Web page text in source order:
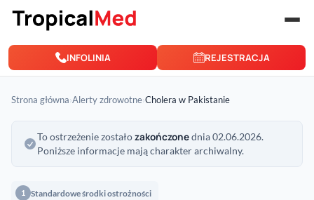
Przejdź do treści
INFOLINIA REJESTRACJA
Strona główna›Alerty zdrowotne›Cholera w Pakistanie
To ostrzeżenie zostałozakończonednia 02.06.2026.
Poniższe informacje mają charakter archiwalny.
1 Standardowe środki ostrożności